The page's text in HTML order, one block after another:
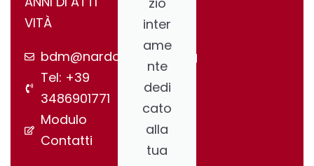
VITÀ
bdm@nardonegroup.org
Tel: +39
3486901771
Modulo
Contatti
inter
ame
nte
dedi
cato
alla
tua